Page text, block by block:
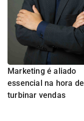
Marketing é aliado
essencial na hora de
turbinar vendas